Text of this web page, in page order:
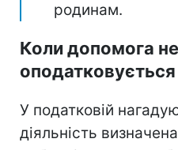
родинам.
Коли допомога не
оподатковується
У податковій
діяльність